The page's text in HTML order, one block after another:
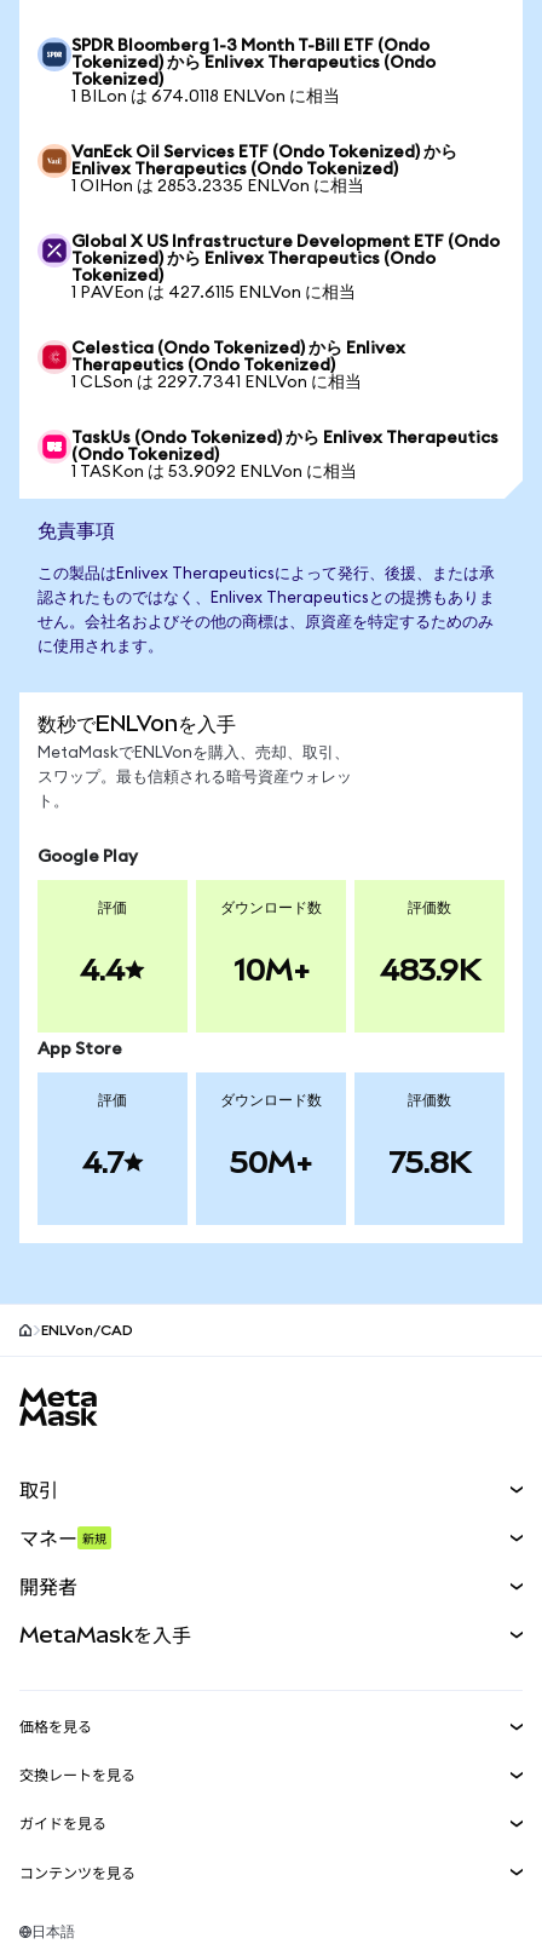
SPDR Bloomberg 1-3 Month T-Bill ETF (Ondo
Tokenized) から Enlivex Therapeutics (Ondo
Tokenized)
1 BILon は 674.0118 ENLVon に相当
VanEck Oil Services ETF (Ondo Tokenized) から
Enlivex Therapeutics (Ondo Tokenized)
1 OIHon は 2853.2335 ENLVon に相当
Global X US Infrastructure Development ETF (Ondo
Tokenized) から Enlivex Therapeutics (Ondo
Tokenized)
1 PAVEon は 427.6115 ENLVon に相当
Celestica (Ondo Tokenized) から Enlivex
Therapeutics (Ondo Tokenized)
1 CLSon は 2297.7341 ENLVon に相当
TaskUs (Ondo Tokenized) から Enlivex Therapeutics
(Ondo Tokenized)
1 TASKon は 53.9092 ENLVon に相当
免責事項
この製品はEnlivex Therapeuticsによって発行、後援、または承
認されたものではなく、Enlivex Therapeuticsとの提携もありま
せん。会社名およびその他の商標は、原資産を特定するためのみ
に使用されます。
数秒でENLVonを入手
MetaMaskでENLVonを購入、売却、取引、
スワップ。最も信頼される暗号資産ウォレッ
ト。
Google Play
評価
4.4
ダウンロード数
10M+
評価数
483.9K
App Store
評価
4.7
ダウンロード数
50M+
評価数
75.8K
ENLVon/CAD
取引
パーペチュアル
RWA
マネー 新規
開発者
MetaMask Connect
Snaps
Web3サービス
MetaMaskを入手
セキュリティ
サポート
キャリア
価格を見る
イーサリアムの価格
Solanaの価格
Tetherの価格
交換レートを見る
ETH→USD
USDT→INR
ガイドを見る
ETHの購入
コンテンツを見る
Solanaウォレット
日本語